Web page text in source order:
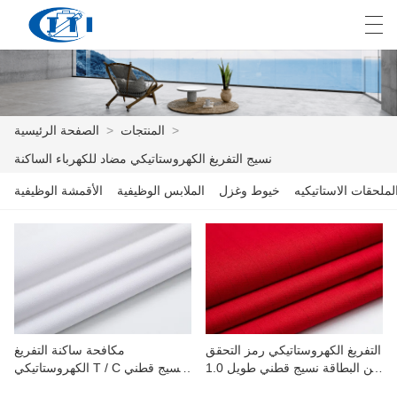
الصفحة الرئيسية
معلومات عنا
أخبار
صناعة
العربية česky Deutsch
الصفحة الرئيسية > المنتجات >
نسيج التفريغ الكهروستاتيكي مضاد للكهرباء الساكنة
الأقمشة الوظيفية الملابس الوظيفية خيوط وغزل الاستاتيكيه
مكافحة ساكنة التفريغ
الكهروستاتيكي T / C نسيج قطني
التفريغ الكهروستاتيكي رمز التحقق
من البطاقة نسيج قطني طويل 1.0